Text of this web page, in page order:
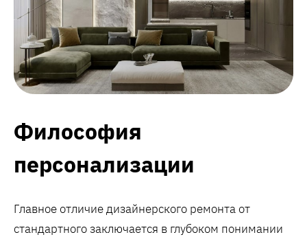
Философия
персонализации
Главное отличие дизайнерского ремонта от
стандартного заключается в глубоком понимании